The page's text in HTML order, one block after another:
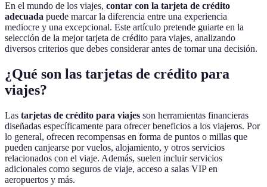
En el mundo de los viajes, contar con la tarjeta de crédito
adecuada puede marcar la diferencia entre una experiencia
mediocre y una excepcional. Este artículo pretende guiarte en la
selección de la mejor tarjeta de crédito para viajes, analizando
diversos criterios que debes considerar antes de tomar una decisión.
¿Qué son las tarjetas de crédito para
viajes?
Las tarjetas de crédito para viajes son herramientas financieras
diseñadas específicamente para ofrecer beneficios a los viajeros. Por
lo general, ofrecen recompensas en forma de puntos o millas que
pueden canjearse por vuelos, alojamiento, y otros servicios
relacionados con el viaje. Además, suelen incluir servicios
adicionales como seguros de viaje, acceso a salas VIP en
aeropuertos y más.